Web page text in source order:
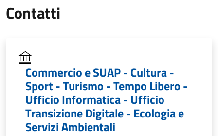
Contatti
Commercio e SUAP - Cultura -
Sport - Turismo - Tempo Libero -
Ufficio Informatica - Ufficio
Transizione Digitale - Ecologia e
Servizi Ambientali